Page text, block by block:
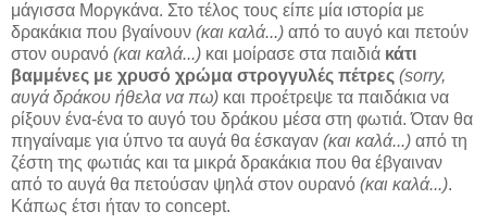
μάγισσα Μοργκάνα. Στο τέλος τους είπε μία ιστορία με
δρακάκια που βγαίνουν (και καλά...) από το αυγό και πετούν
στον ουρανό (και καλά...) και μοίρασε στα παιδιά κάτι
βαμμένες με χρυσό χρώμα στρογγυλές πέτρες (sorry,
αυγά δράκου ήθελα να πω) και προέτρεψε τα παιδάκια να
ρίξουν ένα-ένα το αυγό του δράκου μέσα στη φωτιά. Όταν θα
πηγαίναμε για ύπνο τα αυγά θα έσκαγαν (και καλά...) από τη
ζέστη της φωτιάς και τα μικρά δρακάκια που θα έβγαιναν
από το αυγά θα πετούσαν ψηλά στον ουρανό (και καλά...).
Κάπως έτσι ήταν το concept.